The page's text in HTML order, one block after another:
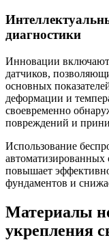
диагностики
Инновации
датчиков,
основных
деформации и
своевременно
повреждений и
Использование
автоматизированных
повышает
фундаментов и
Материалы
укрепления